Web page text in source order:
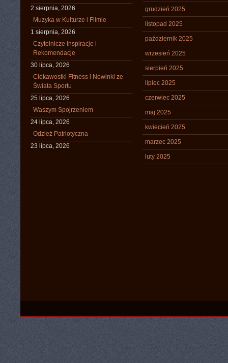
2 sierpnia, 2026
Muzyka w Kulturze i Filmie
1 sierpnia, 2026
Czytelnicze Inspiracje i
Rekomendacje
30 lipca, 2026
Ciekawostki Fitness i Nowinki ze
Świata Sportu
25 lipca, 2026
Waszym Spojrzeniem
24 lipca, 2026
Odzież Patriotyczna
23 lipca, 2026
grudzień 2025
listopad 2025
październik 2025
wrzesień 2025
sierpień 2025
lipiec 2025
czerwiec 2025
maj 2025
kwiecień 2025
marzec 2025
luty 2025